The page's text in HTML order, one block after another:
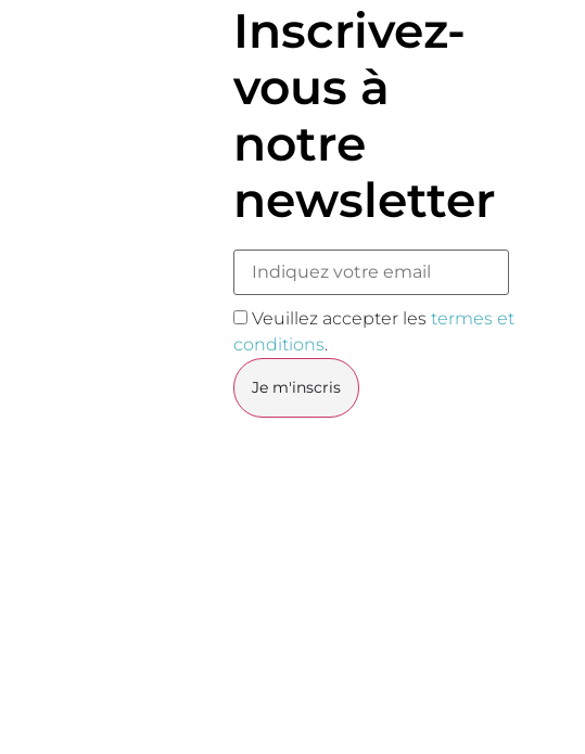
Inscrivez-
vous à
notre
newsletter
Veuillez accepter les termes et
conditions.